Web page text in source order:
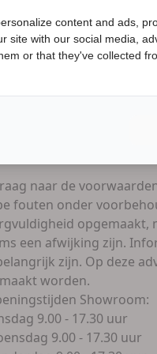
en zonder
naar de
fouten onder
opgemaakt,
een afwijking zijn.
zijn. Op deze
worden.
Showroom:
9.00 - 17.30 uur
9.00 - 17.30 uur
content and ads,
site with our social media,
or that they've collected